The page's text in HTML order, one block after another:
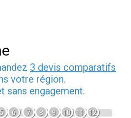
3 devis comparatifs
votre région.
sans engagement.
5 6 7 8 9 10 11 12